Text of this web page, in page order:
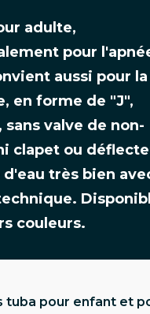
adulte,
pour
aussi pour la
en forme de "J",
sans valve de non-
clapet ou
d'eau très bien
couleurs.
tuba pour enfant et